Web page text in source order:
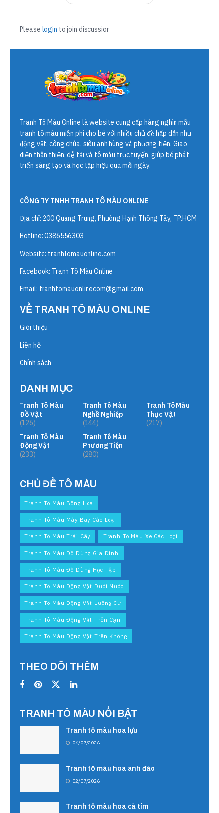
Please login to join discussion
Tranh Tô Màu Online là website cung cấp hàng nghìn mẫu
tranh tô màu miễn phí cho bé với nhiều chủ đề hấp dẫn như
động vật, công chúa, siêu anh hùng và phương tiện. Giao
diện thân thiện, dễ tải và tô màu trực tuyến, giúp bé phát
triển sáng tạo và học tập hiệu quả mỗi ngày.
CÔNG TY TNHH TRANH TÔ MÀU ONLINE
Địa chỉ: 200 Quang Trung, Phường Hạnh Thông Tây, TP.HCM
Hotline: 0386556303
Website: tranhtomauonline.com
Facebook: Tranh Tô Màu Online
Email: tranhtomauonlinecom@gmail.com
VỀ TRANH TÔ MÀU ONLINE
Giới thiệu
Liên hệ
Chính sách
DANH MỤC
Tranh Tô Màu
Đồ Vật
(126)
Tranh Tô Màu
Động Vật
(233)
Tranh Tô Màu
Nghề Nghiệp
(144)
Tranh Tô Màu
Phương Tiện
(280)
Tranh Tô Màu
Thực Vật
(217)
CHỦ ĐỀ TÔ MÀU
Tranh Tô Màu Bông Hoa
Tranh Tô Màu Máy Bay Các Loại
Tranh Tô Màu Trái Cây Tranh Tô Màu Xe Các Loại
Tranh Tô Màu Đồ Dùng Gia Đình
Tranh Tô Màu Đồ Dùng Học Tập
Tranh Tô Màu Động Vật Dưới Nước
Tranh Tô Màu Động Vật Lưỡng Cư
Tranh Tô Màu Động Vật Trên Cạn
Tranh Tô Màu Động Vật Trên Không
THEO DÕI THÊM
TRANH TÔ MÀU NỔI BẬT
Tranh tô màu hoa lựu
06/07/2026
Tranh tô màu hoa anh đào
02/07/2026
Tranh tô màu hoa cà tím